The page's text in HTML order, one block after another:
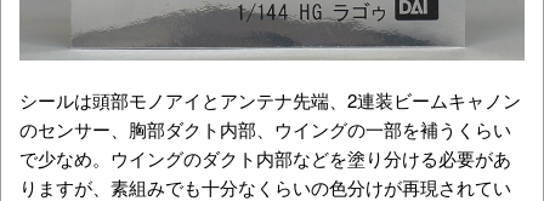
シールは頭部モノアイとアンテナ先端、2連装ビームキャノン
のセンサー、胸部ダクト内部、ウイングの一部を補うくらい
で少なめ。ウイングのダクト内部などを塗り分ける必要があ
りますが、素組みでも十分なくらいの色分けが再現されてい